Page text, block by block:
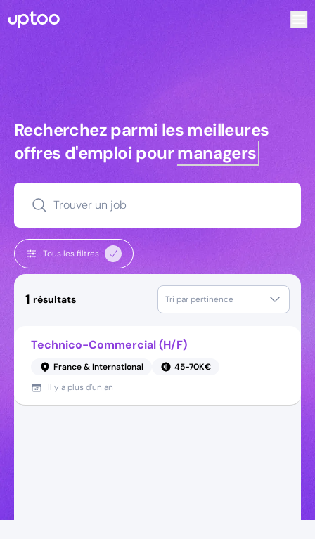
Recherchez parmi les meilleures
Recherchez parmi les meilleures
offres d'emploi pourmanagers
Trouver un job
Tous les filtres
1 résultats Tri par pertinence
Technico-Commercial (H/F)
France & International
45-70K€
Il y a plus d’un an